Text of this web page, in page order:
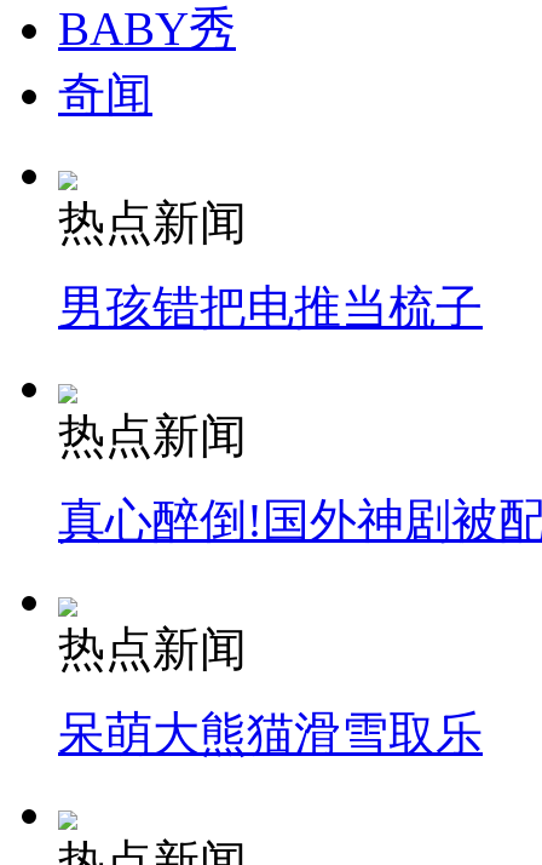
BABY秀
奇闻
热点新闻
男孩错把电推当梳子
热点新闻
真心醉倒!国外神剧被
热点新闻
呆萌大熊猫滑雪取乐